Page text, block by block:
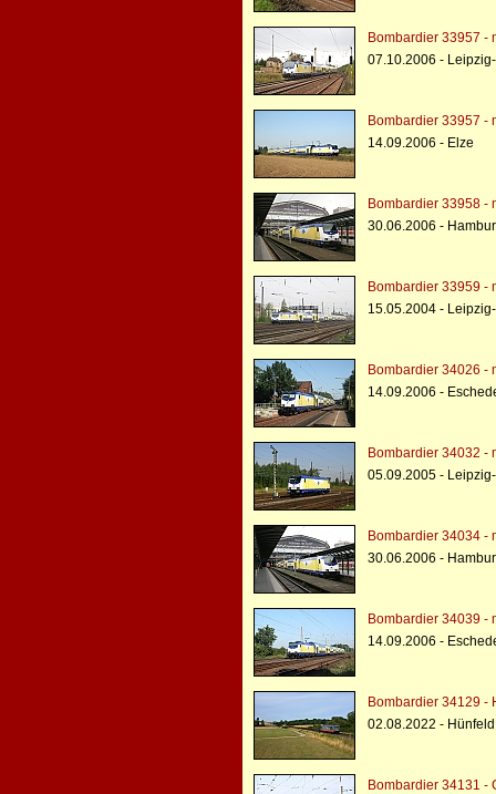
Bombardier 33957 -
07.10.2006 -
Bombardier 33957 -
14.09.2006 - Elze
Bombardier 33958 -
30.06.2006 -
Bombardier 33959 -
15.05.2004 -
Bombardier 34026 -
14.09.2006 -
Bombardier 34032 -
05.09.2005 -
Bombardier 34034 -
30.06.2006 -
Bombardier 34039 -
14.09.2006 -
Bombardier 34129 -
02.08.2022 - Hünfeld
Bombardier 34131 -